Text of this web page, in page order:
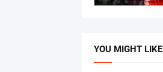
YOU MIGHT LIKE